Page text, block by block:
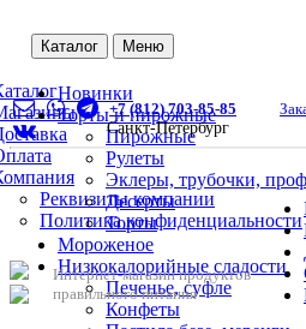
Каталог Меню
Реквизиты компании
Политика конфиденциальности
Новинки
Торты и пирожные
Пирожные
Рулеты
Эклеры, трубочки,
Десерты
Торты
Мороженое
Низкокалорийные сладости
Печенье, суфле
Конфеты
+7 (812) 703-85-85
Санкт-Петербург
Интернет-магазин продуктов
правильного питания